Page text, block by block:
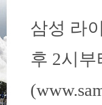
삼성 라
후 2시